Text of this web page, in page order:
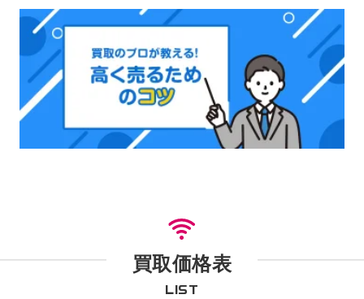
買取価格表
LIST